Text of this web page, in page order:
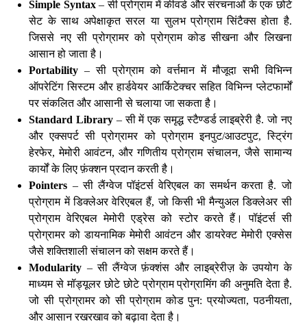
Simple Syntax– सी प्रोग्राम में कीवर्ड और संरचनाओं के एक छोटे
सेट के साथ अपेक्षाकृत सरल या सुलभ प्रोग्राम सिंटैक्स होता है.
जिससे नए सी प्रोग्रामर को प्रोग्राम कोड सीखना और लिखना
आसान हो जाता है।
Portability – सी प्रोग्राम को वर्त्तमान में मौजूदा सभी विभिन्न
ऑपरेटिंग सिस्टम और हार्डवेयर आर्किटेक्चर सहित विभिन्न प्लेटफार्मों
पर संकलित और आसानी से चलाया जा सकता है।
Standard Library – सी में एक समृद्ध स्टैण्डर्ड लाइब्रेरी है. जो नए
और एक्सपर्ट सी प्रोग्रामर को प्रोग्राम इनपुट/आउटपुट, स्ट्रिंग
हेरफेर, मेमोरी आवंटन, और गणितीय प्रोग्राम संचालन, जैसे सामान्य
कार्यों के लिए फ़ंक्शन प्रदान करती है।
Pointers – सी लैंग्वेज पॉइंटर्स वेरिएबल का समर्थन करता है. जो
प्रोग्राम में डिक्लेअर वेरिएबल हैं, जो किसी भी मैन्युअल डिक्लेअर सी
प्रोग्राम वेरिएबल मेमोरी एड्रेस को स्टोर करते हैं। पॉइंटर्स सी
प्रोग्रामर को डायनामिक मेमोरी आवंटन और डायरेक्ट मेमोरी एक्सेस
जैसे शक्तिशाली संचालन को सक्षम करते हैं।
Modularity – सी लैंग्वेज फ़ंक्शंस और लाइब्रेरीज़ के उपयोग के
माध्यम से मॉड्यूलर छोटे छोटे प्रोग्राम प्रोग्रामिंग की अनुमति देता है.
जो सी प्रोग्रामर को सी प्रोग्राम कोड पुन: प्रयोज्यता, पठनीयता,
और आसान रखरखाव को बढ़ावा देता है।